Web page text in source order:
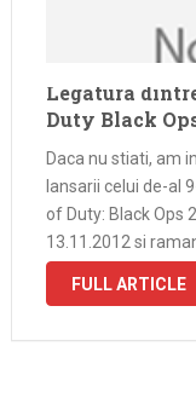
Legatura
Duty Black
Daca nu stiati, am
lansarii celui de-al
of Duty: Black Ops
13.11.2012 si
personal am
FULL ARTICLE